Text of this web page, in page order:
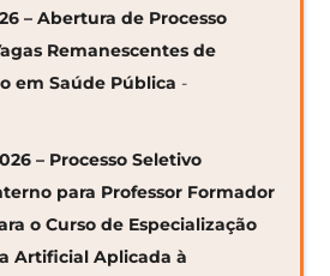
– Abertura de Processo
Remanescentes de
em Saúde Pública -
– Processo Seletivo
para Professor Formador
o Curso de Especialização
Artificial Aplicada à